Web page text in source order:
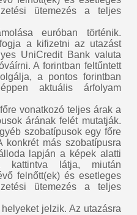
ütemezés a teljes
euróban történik.
a kifizetni az utazást
UniCredit Bank valuta
A forintban feltűntett
a pontos forintban
aktuális árfolyam
vonatkozó teljes árak a
árának felét mutatják.
szobatípusok egy főre
konkrét más szobatípusra
lapján a képek alatti
kattintva látja, miután
felnőtt(ek) és esetleges
ütemezés a teljes
jelzik. Az utazásra